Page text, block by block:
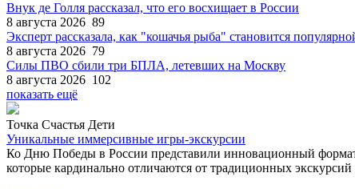
Внук де Голля рассказал, что его восхищает в России
8 августа 2026 89
Эксперт рассказала, как "кошачья рыба" становится
8 августа 2026 79
Силы ПВО сбили три БПЛА, летевших на Москву
8 августа 2026 102
показать ещё
Точка Счастья Дети
Уникальные иммерсивные игры-экскурсии
Ко Дню Победы в России представили инновационный
которые кардинально отличаются от традиционных экскурсий